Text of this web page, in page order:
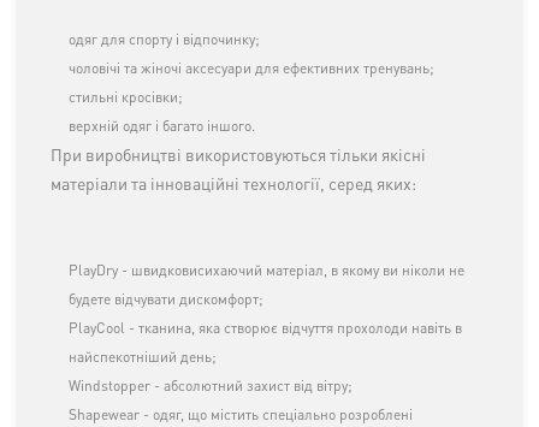
одяг для спорту і відпочинку;
чоловічі та жіночі аксесуари для ефективних тренувань;
стильні кросівки;
верхній одяг і багато іншого.
При виробництві використовуються тільки якісні
матеріали та інноваційні технології, серед яких:
PlayDry - швидковисихаючий матеріал, в якому ви ніколи не
будете відчувати дискомфорт;
PlayCool - тканина, яка створює відчуття прохолоди навіть в
найспекотніший день;
Windstopper - абсолютний захист від вітру;
Shapewear - одяг, що містить спеціально розроблені